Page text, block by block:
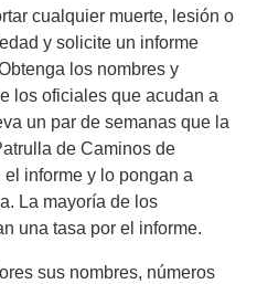
cualquier muerte, lesión o
y solicite un informe
los nombres y
los oficiales que acudan a
un par de semanas que la
de Caminos de
informe y lo pongan a
La mayoría de los
una tasa por el informe.
sus nombres, números